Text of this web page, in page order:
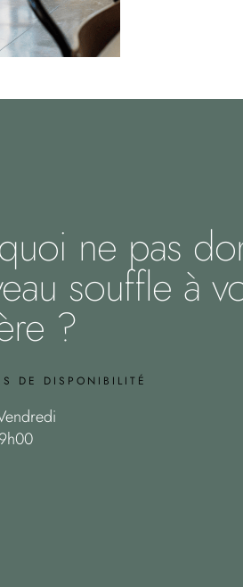
ne pas
souffle à
?
DE DISPONIBILITÉ